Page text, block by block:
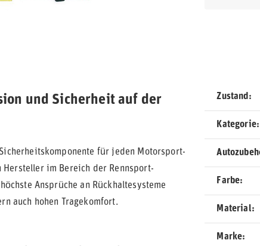
und Sicherheit auf der
für jeden Motorsport-
Hersteller im Bereich der Rennsport-
Ansprüche an Rückhaltesysteme
auch hohen Tragekomfort.
Zustand
Kategorie
Farbe
Material
Marke